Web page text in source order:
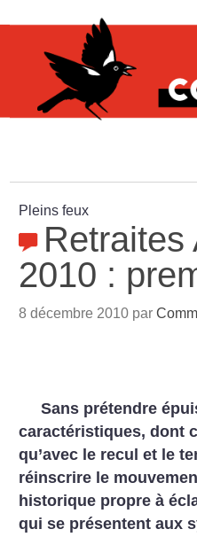
Pleins feux
Retraites
2010 :
8 décembre 2010 par
Sans prétendre
caractéristiques, dont
qu’avec le recul et le
réinscrire le
historique propre à
qui se présentent aux